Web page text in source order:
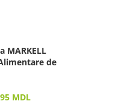
MARKELL
de
MDL